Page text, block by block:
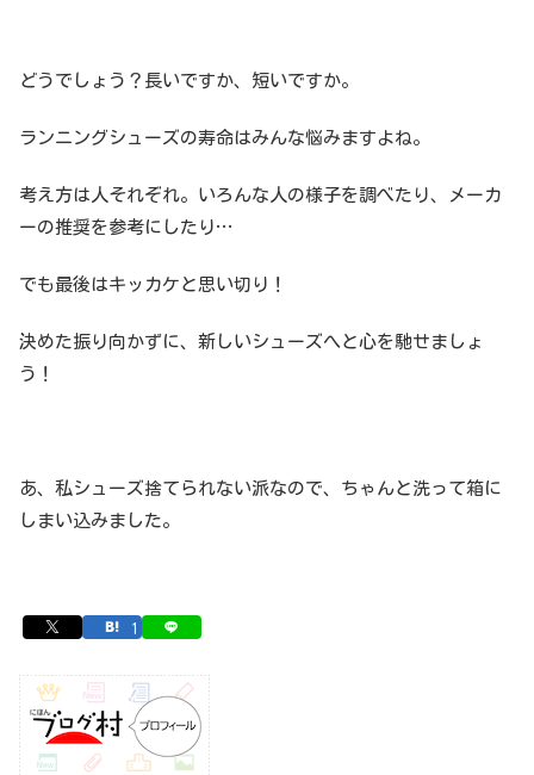
どうでしょう？長いですか、短いですか。
ランニングシューズの寿命はみんな悩みますよね。
考え方は人それぞれ。いろんな人の様子を調べたり、メーカ
ーの推奨を参考にしたり…
でも最後はキッカケと思い切り！
決めた振り向かずに、新しいシューズへと心を馳せましょ
う！
あ、私シューズ捨てられない派なので、ちゃんと洗って箱に
しまい込みました。
1